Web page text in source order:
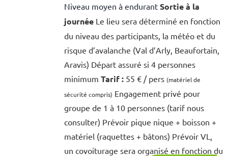
Niveau moyen à endurant Sortie à la
journéeLe lieu sera déterminé en fonction
du niveau des participants, la météo et du
risque d’avalanche (Val d’Arly, Beaufortain,
Aravis) Départ assuré si 4 personnes
minimum Tarif :55 € / pers (matériel de
sécurité compris) Engagement privé pour
groupe de 1 à 10 personnes (tarif nous
consulter) Prévoir pique nique + boisson +
matériel (raquettes + bâtons) Prévoir VL,
un covoiturage sera organisé en fonction du